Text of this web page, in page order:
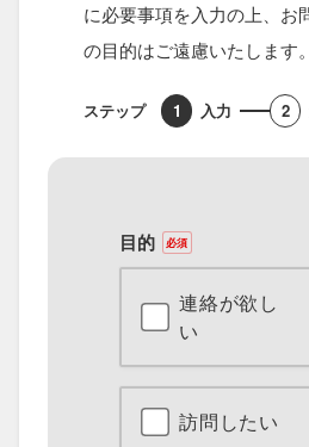
に必要事項を入力の上、お
の目的はご遠慮いたします。
入力
目的 必須
連絡が欲し
い
訪問したい